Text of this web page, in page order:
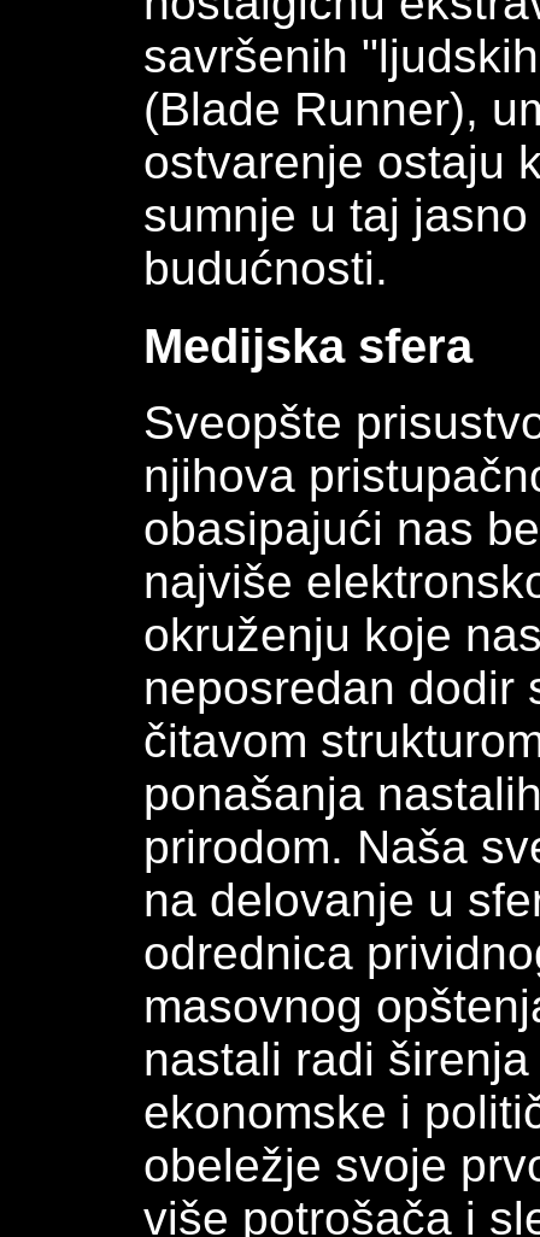
savršenih
(Blade Runner),
ostvarenje ostaju
sumnje u taj
budućnosti.
Medijska sfera
Sveopšte
njihova
obasipajući nas
najviše
okruženju koje
neposredan dodir
čitavom
ponašanja
prirodom. Naša
na delovanje u
odrednica
masovnog
nastali radi
ekonomske i
obeležje svoje
više potrošača i